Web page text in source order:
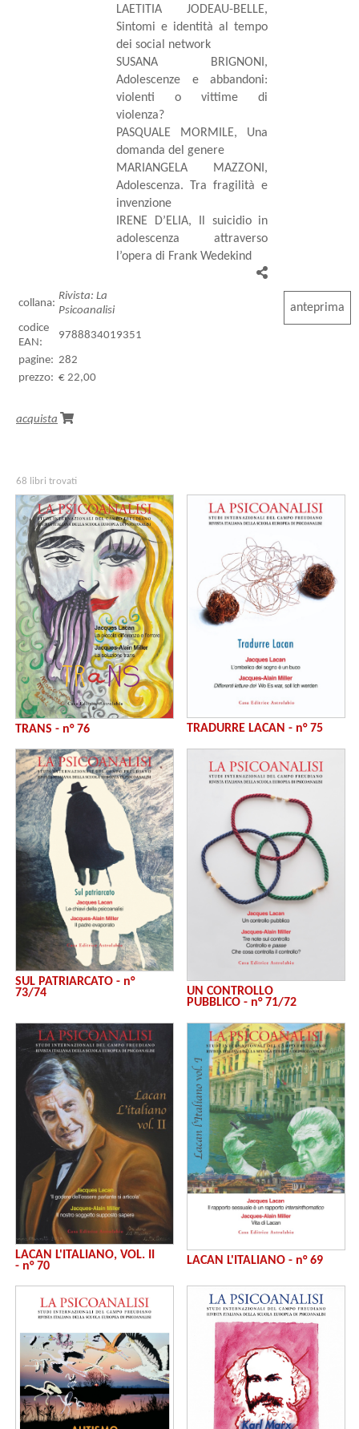
LAETITIA JODEAU-BELLE,
Sintomi e identità al tempo
dei social network
SUSANA BRIGNONI,
Adolescenze e abbandoni:
violenti o vittime di
violenza?
PASQUALE MORMILE, Una
domanda del genere
MARIANGELA MAZZONI,
Adolescenza. Tra fragilità e
invenzione
IRENE D’ELIA, Il suicidio in
adolescenza attraverso
l’opera di Frank Wedekind
collana:
Rivista: La
Psicoanalisi
codice
EAN:
9788834019351
pagine: 282
prezzo: € 22,00
acquista
anteprima
68 libri trovati
TRANS - n° 76 TRADURRE LACAN - n° 75
SUL PATRIARCATO - n°
73/74
UN CONTROLLO
PUBBLICO - n° 71/72
LACAN L'ITALIANO, VOL. II
- n° 70
LACAN L'ITALIANO - n° 69